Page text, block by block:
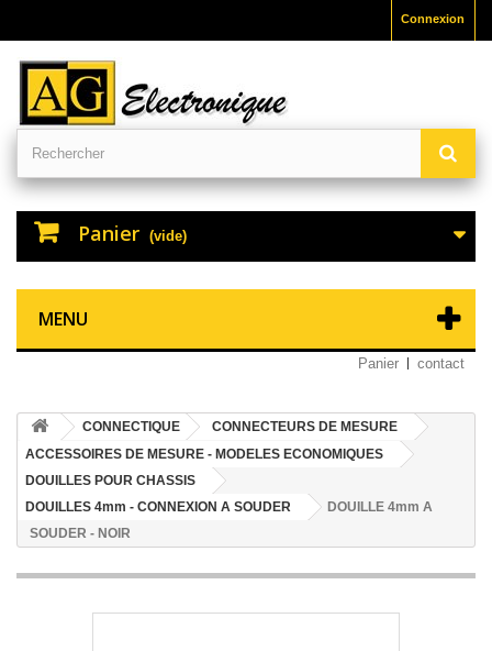
Connexion
Panier (vide)
MENU
Panier contact
CONNECTIQUE
CONNECTEURS DE MESURE
ACCESSOIRES DE MESURE - MODELES ECONOMIQUES
DOUILLES POUR CHASSIS
DOUILLES 4mm - CONNEXION A SOUDER
DOUILLE 4mm A
SOUDER - NOIR